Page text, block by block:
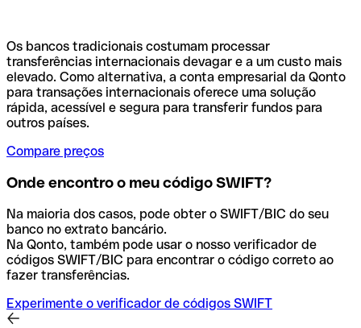
Os bancos tradicionais costumam processar
transferências internacionais devagar e a um custo mais
elevado. Como alternativa, a conta empresarial da Qonto
para transações internacionais oferece uma solução
rápida, acessível e segura para transferir fundos para
outros países.
Compare preços
Onde encontro o meu código SWIFT?
Na maioria dos casos, pode obter o SWIFT/BIC do seu
banco no extrato bancário.
Na Qonto, também pode usar o nosso verificador de
códigos SWIFT/BIC para encontrar o código correto ao
fazer transferências.
Experimente o verificador de códigos SWIFT